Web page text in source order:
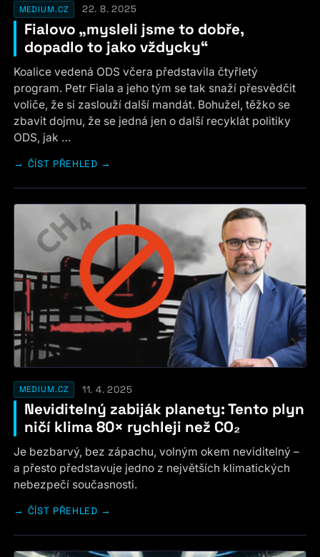
MEDIUM.CZ 22. 8. 2025
Fialovo „mysleli jsme to dobře,
dopadlo to jako vždycky“
Koalice vedená ODS včera představila čtyřletý
program. Petr Fiala a jeho tým se tak snaží přesvědčit
voliče, že si zaslouží další mandát. Bohužel, těžko se
zbavit dojmu, že se jedná jen o další recyklát politiky
ODS, jak …
ČÍST PŘEHLED →
MEDIUM.CZ 11. 4. 2025
Neviditelný zabiják planety: Tento plyn
ničí klima 80× rychleji než CO₂
Je bezbarvý, bez zápachu, volným okem neviditelný –
a přesto představuje jedno z největších klimatických
nebezpečí současnosti.
ČÍST PŘEHLED →